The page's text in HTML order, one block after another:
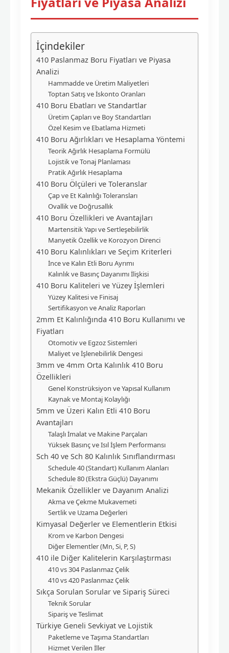
İçindekiler
410 Paslanmaz Boru Fiyatları ve Piyasa
Analizi
Hammadde ve Üretim Maliyetleri
Toptan Satış ve İskonto Oranları
410 Boru Ebatları ve Standartlar
Üretim Çapları ve Boy Standartları
Özel Kesim ve Ebatlama Hizmeti
410 Boru Ağırlıkları ve Hesaplama Yöntemi
Teorik Ağırlık Hesaplama Formülü
Lojistik ve Tonaj Planlaması
Pratik Ağırlık Hesaplama
410 Boru Ölçüleri ve Toleranslar
Çap ve Et Kalınlığı Toleransları
Ovallik ve Doğrusallık
410 Boru Özellikleri ve Avantajları
Martensitik Yapı ve Sertleşebilirlik
Manyetik Özellik ve Korozyon Direnci
410 Boru Kalınlıkları ve Seçim Kriterleri
İnce ve Kalın Etli Boru Ayrımı
Kalınlık ve Basınç Dayanımı İlişkisi
410 Boru Kaliteleri ve Yüzey İşlemleri
Yüzey Kalitesi ve Finisaj
Sertifikasyon ve Analiz Raporları
2mm Et Kalınlığında 410 Boru Kullanımı ve
Fiyatları
Otomotiv ve Egzoz Sistemleri
Maliyet ve İşlenebilirlik Dengesi
3mm ve 4mm Orta Kalınlık 410 Boru
Özellikleri
Genel Konstrüksiyon ve Yapısal Kullanım
Kaynak ve Montaj Kolaylığı
5mm ve Üzeri Kalın Etli 410 Boru
Avantajları
Talaşlı İmalat ve Makine Parçaları
Yüksek Basınç ve Isıl İşlem Performansı
Sch 40 ve Sch 80 Kalınlık Sınıflandırması
Schedule 40 (Standart) Kullanım Alanları
Schedule 80 (Ekstra Güçlü) Dayanımı
Mekanik Özellikler ve Dayanım Analizi
Akma ve Çekme Mukavemeti
Sertlik ve Uzama Değerleri
Kimyasal Değerler ve Elementlerin Etkisi
Krom ve Karbon Dengesi
Diğer Elementler (Mn, Si, P, S)
410 ile Diğer Kalitelerin Karşılaştırması
410 vs 304 Paslanmaz Çelik
410 vs 420 Paslanmaz Çelik
Sıkça Sorulan Sorular ve Sipariş Süreci
Teknik Sorular
Sipariş ve Teslimat
Türkiye Geneli Sevkiyat ve Lojistik
Paketleme ve Taşıma Standartları
Hizmet Verilen İller